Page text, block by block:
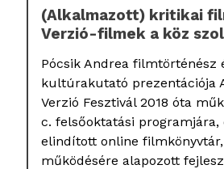
(Alkalmazott) kritikai
Verzió-filmek a köz
Pócsik Andrea filmtörténész
kultúrakutató prezentációja
Verzió Fesztivál 2018 óta
c. felsőoktatási programjára,
elindított online filmkönyvtár,
működésére alapozott